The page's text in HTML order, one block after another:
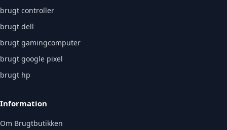
brugt controller
brugt dell
brugt gamingcomputer
brugt google pixel
brugt hp
Information
Om Brugtbutikken